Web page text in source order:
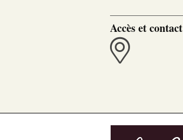
Accès et contact